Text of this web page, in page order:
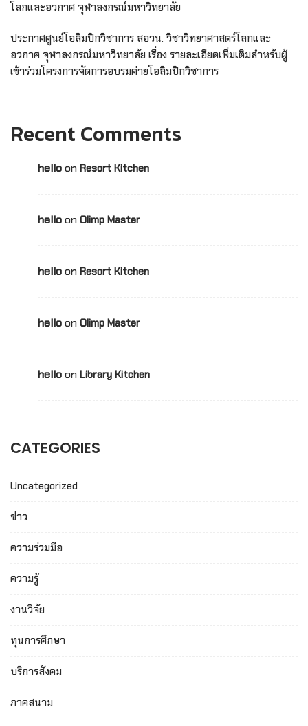
โลกและอวกาศ จุฬาลงกรณ์มหาวิทยาลัย
ประกาศศูนย์โอลิมปิกวิชาการ สอวน. วิชาวิทยาศาสตร์โลกและ
อวกาศ จุฬาลงกรณ์มหาวิทยาลัย เรื่อง รายละเอียดเพิ่มเติมสำหรับผู้
เข้าร่วมโครงการจัดการอบรมค่ายโอลิมปิกวิชาการ
Recent Comments
helloon Resort Kitchen
helloon Olimp Master
helloon Resort Kitchen
helloon Olimp Master
helloon Library Kitchen
CATEGORIES
Uncategorized
ข่าว
ความร่วมมือ
ความรู้
งานวิจัย
ทุนการศึกษา
บริการสังคม
ภาคสนาม